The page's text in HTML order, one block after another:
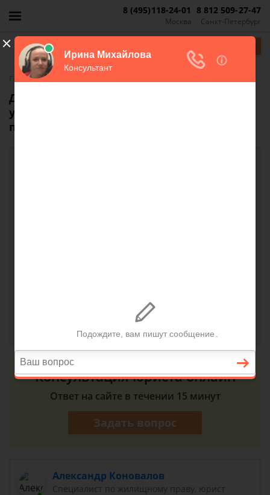
Москва
8 (495)118-24-01
Санкт-Петербург
8 812 509-27-47
Главная-FAQ
Демонтаж тамбурной двери, при
установке которой были нарушены
пожарные нормы
Юлия, г. Нижневартовск 1 октября 2018 г. 11:33
Консультация юриста онлайн
Ответ на сайте в течении 15 минут
Задать вопрос
Александр Коновалов
Специалист по жилищному праву, юрист